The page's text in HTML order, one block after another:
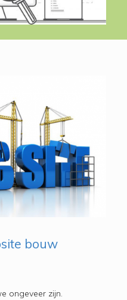
bouw
ongeveer zijn.